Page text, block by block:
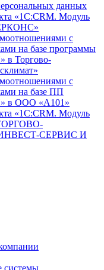
данных
«1С:CRM. Модуль
с
на базе программы
в Торгово-
с
на базе ПП
в ООО «А101»
«1С:CRM. Модуль
СЕРВИС И
системы